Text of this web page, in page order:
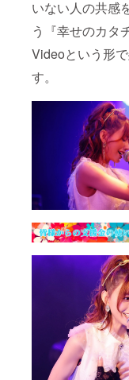
いない人の共感
う『幸せのカタ
Videoという形
す。